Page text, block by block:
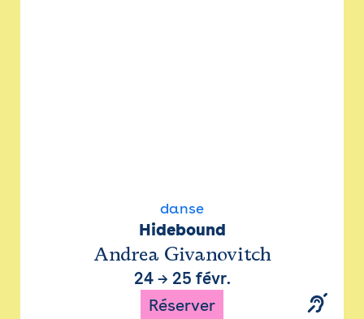
danse
Hidebound
Andrea Givanovitch
24→ 25 févr.
Réserver